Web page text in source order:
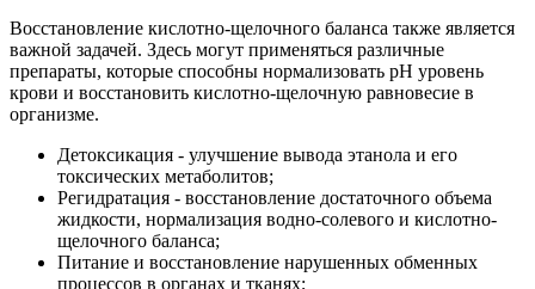
Восстановление кислотно-щелочного баланса также является
важной задачей. Здесь могут применяться различные
препараты, которые способны нормализовать pH уровень
крови и восстановить кислотно-щелочную равновесие в
организме.
Детоксикация - улучшение вывода этанола и его
токсических метаболитов;
Регидратация - восстановление достаточного объема
жидкости, нормализация водно-солевого и кислотно-
щелочного баланса;
Питание и восстановление нарушенных обменных
процессов в органах и тканях;